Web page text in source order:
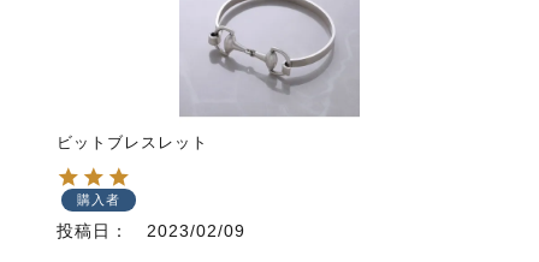
ビットブレスレット
購入者
投稿日 2023/02/09